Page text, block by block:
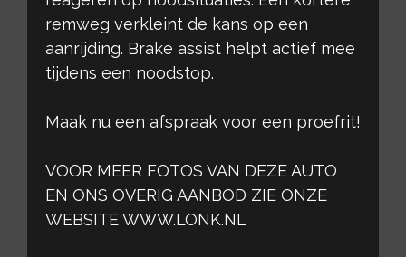
remweg verkleint de kans op een
aanrijding. Brake assist helpt actief mee
tijdens een noodstop.
Maak nu een afspraak voor een proefrit!
VOOR MEER FOTOS VAN DEZE AUTO
EN ONS OVERIG AANBOD ZIE ONZE
WEBSITE WWW.LONK.NL